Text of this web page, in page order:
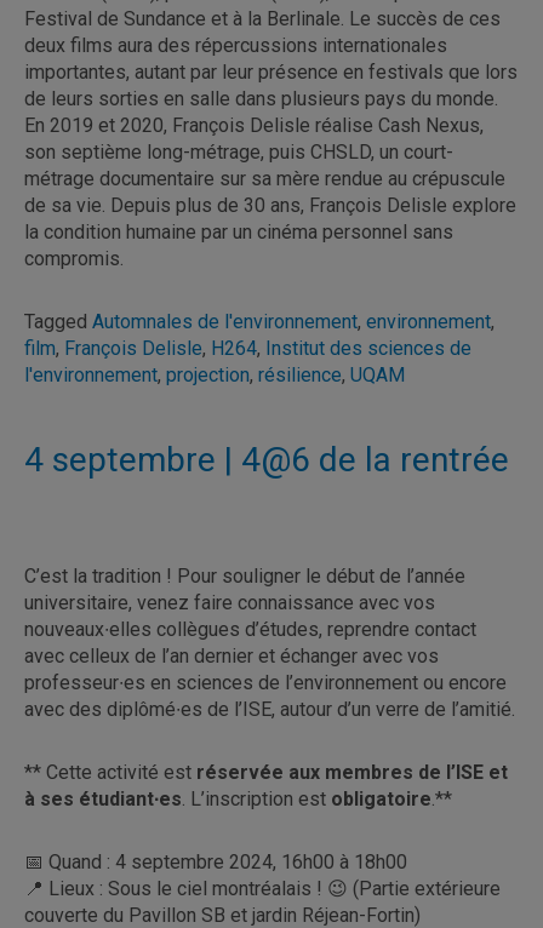
Festival de Sundance et à la Berlinale. Le succès de ces
deux films aura des répercussions internationales
importantes, autant par leur présence en festivals que lors
de leurs sorties en salle dans plusieurs pays du monde.
En 2019 et 2020, François Delisle réalise Cash Nexus,
son septième long-métrage, puis CHSLD, un court-
métrage documentaire sur sa mère rendue au crépuscule
de sa vie. Depuis plus de 30 ans, François Delisle explore
la condition humaine par un cinéma personnel sans
compromis.
Tagged Automnales de l'environnement, environnement,
film, François Delisle, H264, Institut des sciences de
l'environnement, projection, résilience, UQAM
4 septembre | 4@6 de la rentrée
C’est la tradition ! Pour souligner le début de l’année
universitaire, venez faire connaissance avec vos
nouveaux∙elles collègues d’études, reprendre contact
avec celleux de l’an dernier et échanger avec vos
professeur∙es en sciences de l’environnement ou encore
avec des diplômé∙es de l’ISE, autour d’un verre de l’amitié.
** Cette activité est réservée aux membres de l’ISE et
à ses étudiant∙es. L’inscription est obligatoire.**
📅 Quand : 4 septembre 2024, 16h00 à 18h00
📍 Lieux : Sous le ciel montréalais ! 😉 (Partie extérieure
couverte du Pavillon SB et jardin Réjean-Fortin)